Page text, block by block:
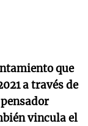
que
a través de
vincula el